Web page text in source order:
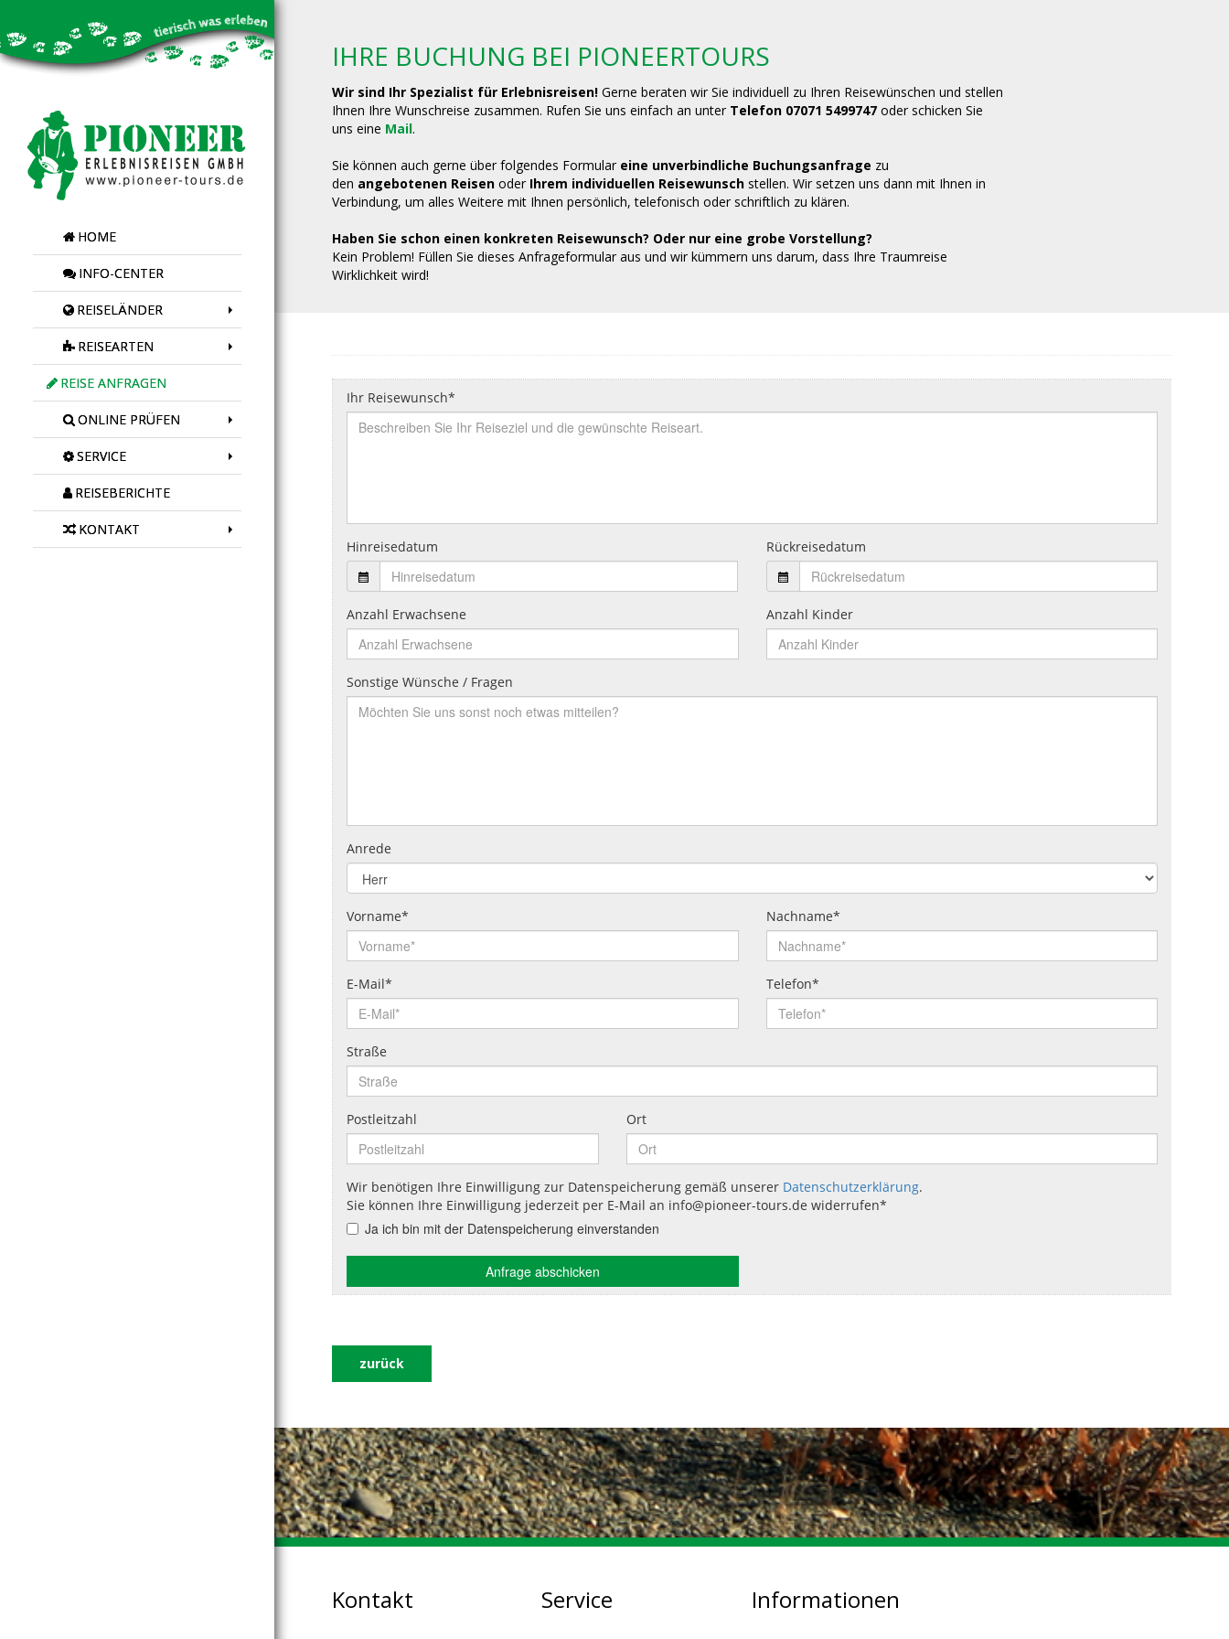
HOME
INFO-CENTER
REISELÄNDER
REISEARTEN
REISE ANFRAGEN
ONLINE PRÜFEN
SERVICE
REISEBERICHTE
KONTAKT
IHRE BUCHUNG BEI PIONEERTOURS
Wir sind Ihr Spezialist für Erlebnisreisen!Gerne beraten wir Sie individuell zu Ihren Reisewünschen und stellen
Ihnen Ihre Wunschreise zusammen. Rufen Sie uns einfach an unter Telefon 07071 5499747oder schicken Sie
uns eine Mail.
Sie können auch gerne über folgendes Formular eine unverbindliche Buchungsanfrage zu
den angebotenen Reisenoder Ihrem individuellen Reisewunschstellen. Wir setzen uns dann mit Ihnen in
Verbindung, um alles Weitere mit Ihnen persönlich, telefonisch oder schriftlich zu klären.
Haben Sie schon einen konkreten Reisewunsch? Oder nur eine grobe Vorstellung?
Kein Problem! Füllen Sie dieses Anfrageformular aus und wir kümmern uns darum, dass Ihre Traumreise
Wirklichkeit wird!
zurück
Kontakt Service Informationen